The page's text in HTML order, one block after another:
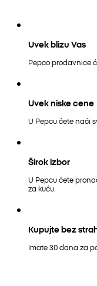
Uvek blizu Vas
Pepco prodavnice
Uvek niske cene
U Pepcu ćete naći
Širok izbor
U Pepcu ćete
za kuću.
Kupujte bez
Imate 30 dana za